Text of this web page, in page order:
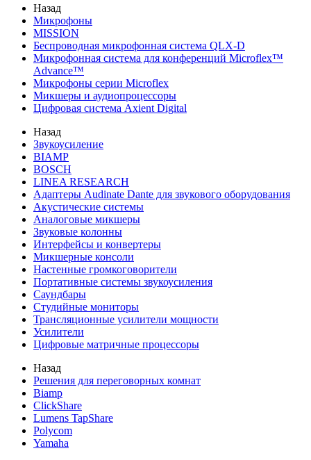
Назад
Микрофоны
MISSION
Беспроводная микрофонная система QLX-D
Микрофонная система для конференций Microflex™
Advance™
Микрофоны серии Microflex
Микшеры и аудиопроцессоры
Цифровая система Axient Digital
Назад
Звукоусиление
BIAMP
BOSCH
LINEA RESEARCH
Адаптеры Audinate Dante для звукового оборудования
Акустические системы
Аналоговые микшеры
Звуковые колонны
Интерфейсы и конвертеры
Микшерные консоли
Настенные громкоговорители
Портативные системы звукоусиления
Саундбары
Студийные мониторы
Трансляционные усилители мощности
Усилители
Цифровые матричные процессоры
Назад
Решения для переговорных комнат
Biamp
ClickShare
Lumens TapShare
Polycom
Yamaha